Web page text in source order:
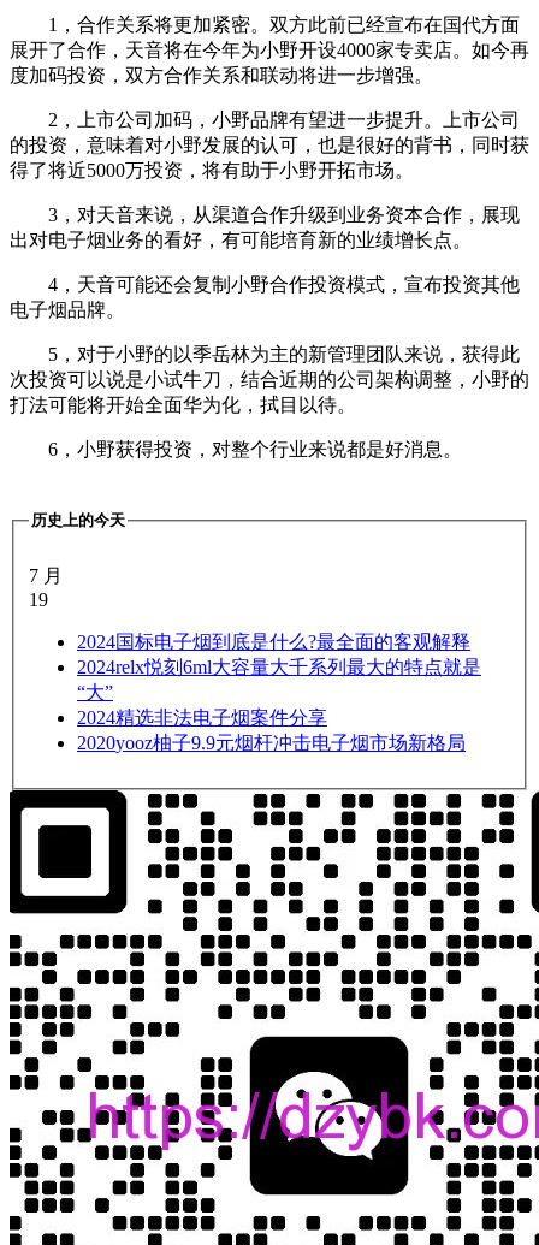
1，合作关系将更加紧密。双方此前已经宣布在国代方面
展开了合作，天音将在今年为小野开设4000家专卖店。如今再
度加码投资，双方合作关系和联动将进一步增强。
2，上市公司加码，小野品牌有望进一步提升。上市公司
的投资，意味着对小野发展的认可，也是很好的背书，同时获
得了将近5000万投资，将有助于小野开拓市场。
3，对天音来说，从渠道合作升级到业务资本合作，展现
出对电子烟业务的看好，有可能培育新的业绩增长点。
4，天音可能还会复制小野合作投资模式，宣布投资其他
电子烟品牌。
5，对于小野的以季岳林为主的新管理团队来说，获得此
次投资可以说是小试牛刀，结合近期的公司架构调整，小野的
打法可能将开始全面华为化，拭目以待。
6，小野获得投资，对整个行业来说都是好消息。
历史上的今天
7 月
19
2024国标电子烟到底是什么?最全面的客观解释
2024relx悦刻6ml大容量大千系列最大的特点就是
“大”
2024精选非法电子烟案件分享
2020yooz柚子9.9元烟杆冲击电子烟市场新格局